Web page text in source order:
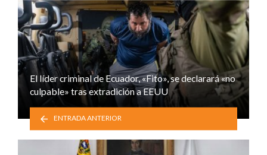
El líder criminal de Ecuador, «Fito», se declarará «no
culpable» tras extradición a EEUU
ENTRADA ANTERIOR